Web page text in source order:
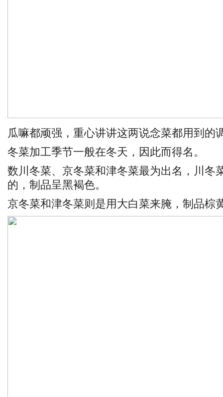
瓜嘛都顽强，重心讲讲这两说念菜都用到
冬菜加工季节一般在冬天，因此而得名。
数川冬菜、京冬菜和津冬菜最为出名，川冬
的，制品呈黑褐色。
京冬菜和津冬菜则是用大白菜来腌，制品棕